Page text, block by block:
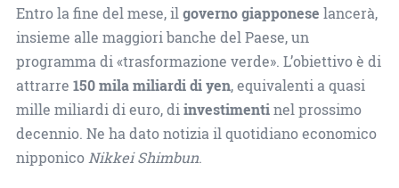
Entro la fine del mese, ilgoverno giapponese lancerà,
insieme alle maggiori banche del Paese, un
programma di «trasformazione verde». L’obiettivo è di
attrarre 150 mila miliardi di yen, equivalenti a quasi
mille miliardi di euro, diinvestimentinel prossimo
decennio. Ne ha dato notizia il quotidiano economico
nipponicoNikkei Shimbun.